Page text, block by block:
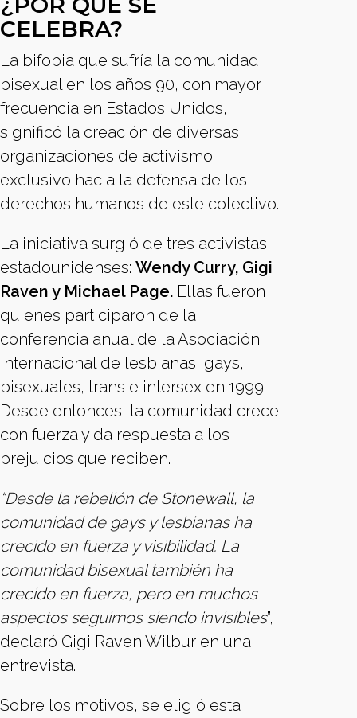
CELEBRA?
La bifobia que sufría la comunidad
bisexual en los años 90, con mayor
frecuencia en Estados Unidos,
significó la creación de diversas
organizaciones de activismo
exclusivo hacia la defensa de los
derechos humanos de este colectivo.
La iniciativa surgió de tres activistas
estadounidenses: Wendy Curry, Gigi
Raven y Michael Page. Ellas fueron
quienes participaron de la
conferencia anual de la Asociación
Internacional de lesbianas, gays,
bisexuales, trans e intersex en 1999.
Desde entonces, la comunidad crece
con fuerza y da respuesta a los
prejuicios que reciben.
“Desde la rebelión de Stonewall, la
comunidad de gays y lesbianas ha
crecido en fuerza y visibilidad. La
comunidad bisexual también ha
crecido en fuerza, pero en muchos
aspectos seguimos siendo invisibles”,
declaró Gigi Raven Wilbur en una
entrevista.
Sobre los motivos, se eligió esta